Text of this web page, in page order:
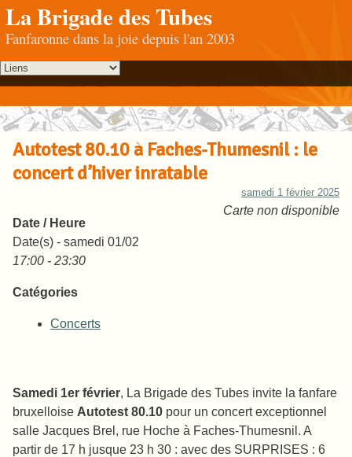
La Brigade des Tubes
Fanfaronne dans la joie depuis l'an 2003
Autotest 80.10 à Faches-Thumesnil : le
concert d’hiver inratable
samedi 1 février 2025
Carte non disponible
Date / Heure
Date(s) - samedi 01/02
17:00 - 23:30
Catégories
Concerts
Samedi 1er février, La Brigade des Tubes invite la fanfare
bruxelloise Autotest 80.10 pour un concert exceptionnel
salle Jacques Brel, rue Hoche à Faches-Thumesnil. A
partir de 17 h jusque 23 h 30 : avec des SURPRISES : 6